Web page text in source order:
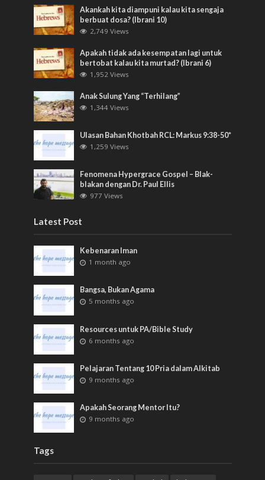
Akankah kita diampuni kalau kita sengaja
berbuat dosa? (Ibrani 10)
2,749 Views
Apakah tidak ada kesempatan lagi untuk
bertobat kalau kita murtad? (Ibrani 6)
1,952 Views
Anak Sulung Yang “Terhilang”
1,344 Views
Ulasan Bahan Khotbah RCL: Markus 9:38-50*
1,259 Views
Fenomena Hypergrace Gospel – Blak-
blakan dengan Dr. Paul Ellis
977 Views
Latest Post
Kebenaran Iman
1 month ago
Bangsa, Bukan Agama
5 months ago
Resources untuk PA/Bible Study
6 months ago
Pelajaran Tentang 10 Pria dalam Alkitab
9 months ago
Apakah Seorang Mentor Itu?
9 months ago
Tags